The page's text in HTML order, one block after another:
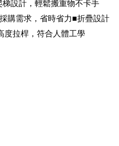
設計，輕鬆搬重物不卡手
購需求，省時省力■折疊設計
度拉桿，符合人體工學